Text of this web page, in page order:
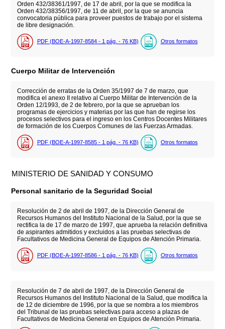
Orden 432/38361/1997, de 17 de abril, por la que se modifica la
Orden 432/38356/1997, de 11 de abril, por la que se anuncia
convocatoria pública para proveer puestos de trabajo por el sistema
de libre designación.
PDF (BOE-A-1997-8584 - 1 pág. - 76 KB) Otros formatos
Cuerpo Militar de Intervención
Corrección de erratas de la Orden 35/1997 de 7 de marzo, que
modifica el anexo II relativo al Cuerpo Militar de Intervención de la
Orden 12/1993, de 2 de febrero, por la que se aprueban los
programas de ejercicios y materias por las que han de regirse los
procesos selectivos para el ingreso en los Centros Docentes Militares
de formación de los Cuerpos Comunes de las Fuerzas Armadas.
PDF (BOE-A-1997-8585 - 1 pág. - 76 KB) Otros formatos
MINISTERIO DE SANIDAD Y CONSUMO
Personal sanitario de la Seguridad Social
Resolución de 2 de abril de 1997, de la Dirección General de
Recursos Humanos del Instituto Nacional de la Salud, por la que se
rectifica la de 17 de marzo de 1997, que aprueba la relación definitiva
de aspirantes admitidos y excluidos a las pruebas selectivas de
Facultativos de Medicina General de Equipos de Atención Primaria.
PDF (BOE-A-1997-8586 - 1 pág. - 76 KB) Otros formatos
Resolución de 7 de abril de 1997, de la Dirección General de
Recursos Humanos del Instituto Nacional de la Salud, que modifica la
de 12 de diciembre de 1996, por la que se nombra a los miembros
del Tribunal de las pruebas selectivas para acceso a plazas de
Facultativos de Medicina General en Equipos de Atención Primaria.